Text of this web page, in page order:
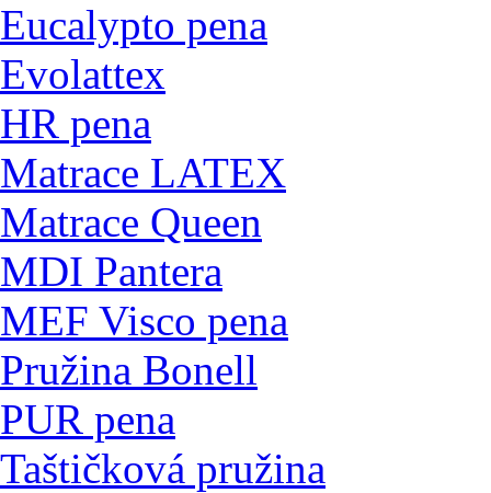
Eucalypto pena
Evolattex
HR pena
Matrace LATEX
Matrace Queen
MDI Pantera
MEF Visco pena
Pružina Bonell
PUR pena
Taštičková pružina